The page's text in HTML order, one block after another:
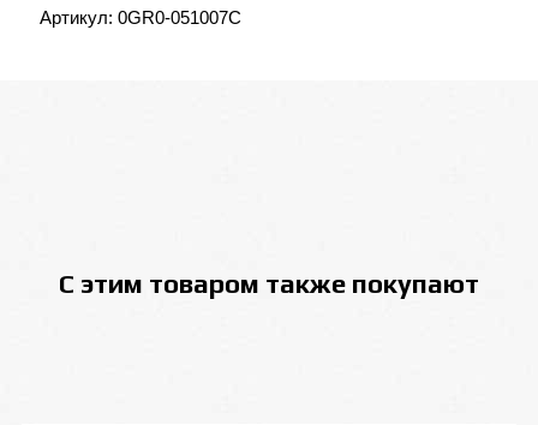
Артикул: 0GR0-051007C
С этим товаром также покупают